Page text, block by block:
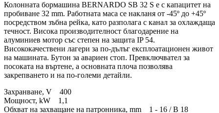
Колонната бормашина BERNARDO SB 32 S е с капацитет на
пробиване 32 mm. Работната маса се накланя от -45º до +45º
посредством зъбна рейка, като разполага с канал за охлаждаща
течност. Висока производителност благодарение на
алуминиев мотор със степен на защита IP 54.
Висококачествени лагери за по-дълъг експлоатационен живот
на машината. Бутон за авариен стоп. Превключвател за
посоката на въртене, а основната плоча позволява
закрепването и на по-големи детайли.
Захранване, V 400
Мощност, kW 1,1
Обхват на захващане на патронника, mm 1 - 16 / B 18